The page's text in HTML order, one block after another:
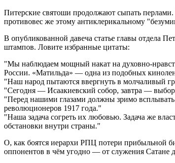
Питерские святоши продолжают сыпать
противовес же этому антиклерикальному
В опубликованной давеча статье главы отдела
штампов. Ловите избранные цитаты:
"Мы наблюдаем мощный накат на духовно-
России. «Матильда» — одна из подобных
"Наш народ пытаются ввергнуть в молчаливый
"Сегодня — Исаакиевский собор, завтра —
"Перед нашими глазами должны зримо
революционеров 1917 года."
"Наша задача согреть их любовью. Задача же
обстановки внутри страны."
О, как боятся иерархи РПЦ потери прибыльной
оппонентов в чём угодно — от служения Сатане